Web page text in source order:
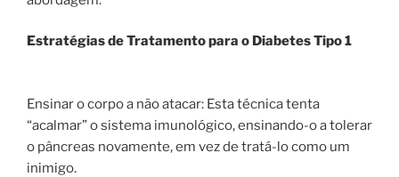
Estratégias de Tratamento para o Diabetes Tipo 1
Ensinar o corpo a não atacar: Esta técnica tenta
“acalmar” o sistema imunológico, ensinando-o a tolerar
o pâncreas novamente, em vez de tratá-lo como um
inimigo.